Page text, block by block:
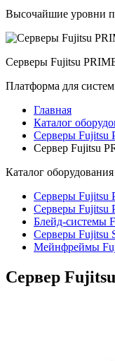
Высочайшие уровни
Серверы Fujitsu
Платформа для
Главная
Каталог
Серверы Fujitsu
Сервер Fujitsu
Каталог оборудования
Серверы Fujitsu
Серверы Fujitsu
Блейд-системы
Серверы Fujitsu
Мейнфреймы
Сервер